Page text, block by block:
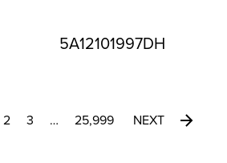
5A12101997DH
2 3 … 25,999 NEXT